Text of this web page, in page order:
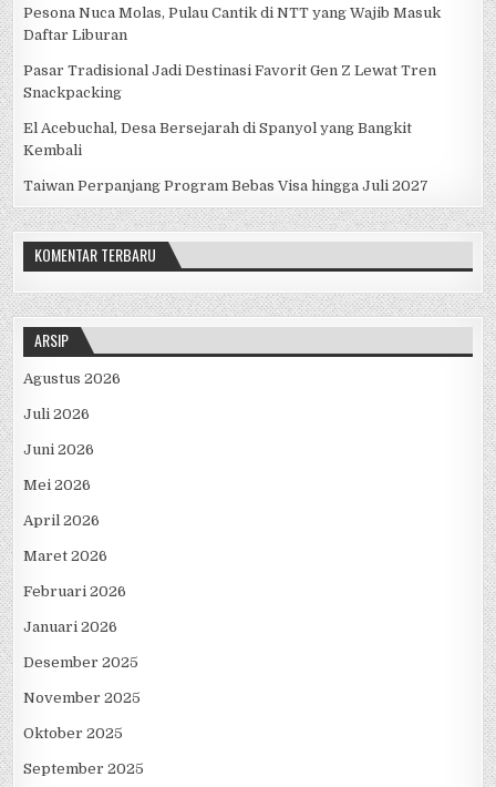
Pesona Nuca Molas, Pulau Cantik di NTT yang Wajib Masuk
Daftar Liburan
Pasar Tradisional Jadi Destinasi Favorit Gen Z Lewat Tren
Snackpacking
El Acebuchal, Desa Bersejarah di Spanyol yang Bangkit
Kembali
Taiwan Perpanjang Program Bebas Visa hingga Juli 2027
KOMENTAR TERBARU
ARSIP
Agustus 2026
Juli 2026
Juni 2026
Mei 2026
April 2026
Maret 2026
Februari 2026
Januari 2026
Desember 2025
November 2025
Oktober 2025
September 2025